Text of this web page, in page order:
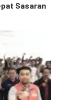
Sasaran